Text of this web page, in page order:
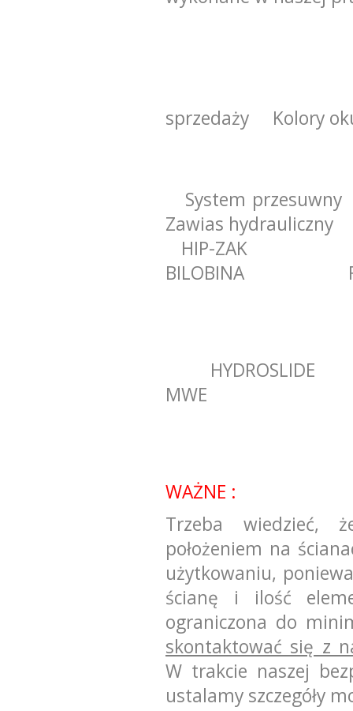
sprzedaży Kolory
System przesuwny
Zawias hydrauliczny
HIP-ZAK
BILOBINA
HYDROSLIDE
MWE
WAŻNE :
Trzeba wiedzieć,
położeniem na
użytkowaniu,
ścianę i ilość
ograniczona do
skontaktować się z
W trakcie naszej
ustalamy szczegóły